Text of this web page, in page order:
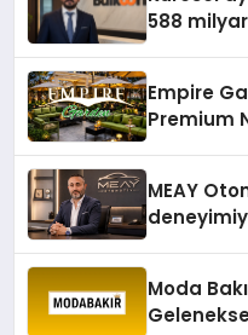
588
Empire
Premium
MEAY
Moda